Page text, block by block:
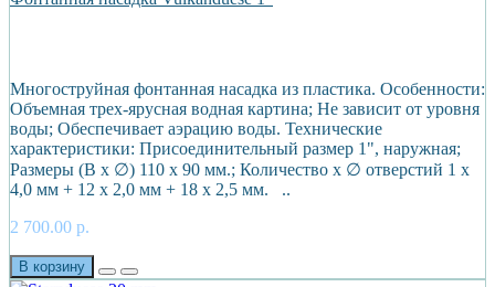
Многоструйная фонтанная насадка из пластика. Особенности:
Объемная трех-ярусная водная картина; Не зависит от уровня
воды; Обеспечивает аэрацию воды. Технические
характеристики: Присоединительный размер 1", наружная;
Размеры (В х ∅) 110 х 90 мм.; Количество х ∅ отверстий 1 х
4,0 мм + 12 х 2,0 мм + 18 х 2,5 мм. ..
2 700.00 р.
В корзину